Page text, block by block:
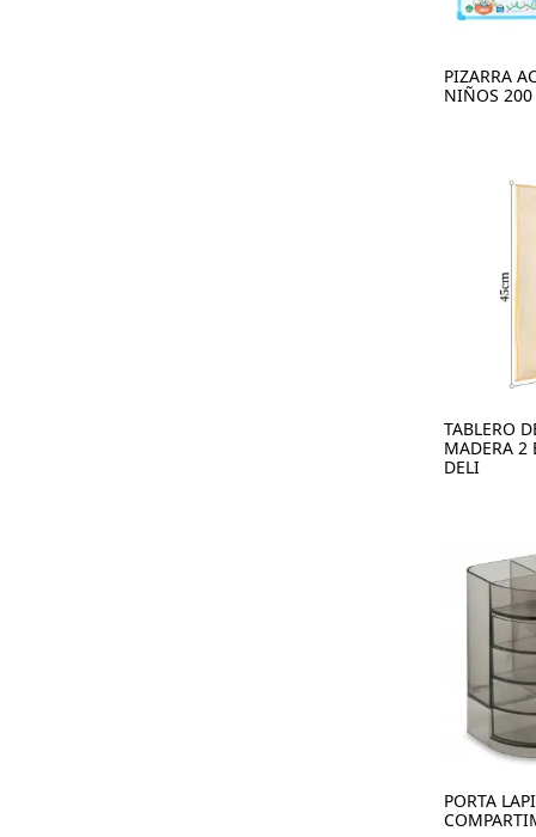
PIZARRA
NIÑOS
TABLERO
MADERA 2
DELI
PORTA